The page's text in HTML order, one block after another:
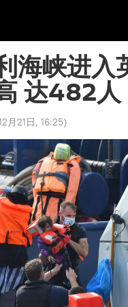
海峡进入
达482人
月21日, 16:25)